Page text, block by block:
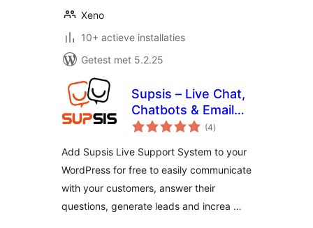
Xeno
10+ actieve installaties
Getest met 5.2.25
Supsis – Live Chat,
Chatbots & Email
Integration
(4totaal
waarderingen
)
Add Supsis Live Support System to your
WordPress for free to easily communicate
with your customers, answer their
questions, generate leads and increa …